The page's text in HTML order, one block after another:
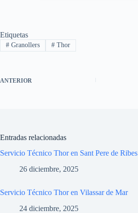
Etiquetas
#Granollers #Thor
ANTERIOR
Entradas relacionadas
Servicio Técnico Thor en Sant Pere de Ribes
26 diciembre, 2025
Servicio Técnico Thor en Vilassar de Mar
24 diciembre, 2025